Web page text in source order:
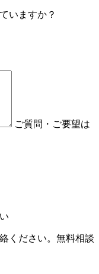
いますか？
ご質問・ご要望は
ください。無料相談